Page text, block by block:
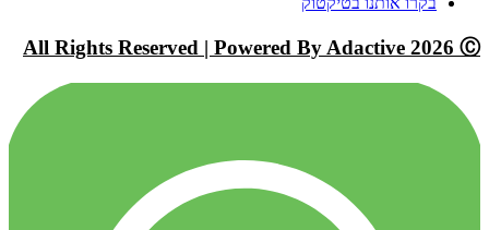
All Rights Reserved | Powered By Adactive 2026 Ⓒ